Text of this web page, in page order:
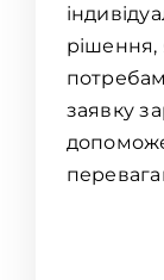
рішення,
заявку